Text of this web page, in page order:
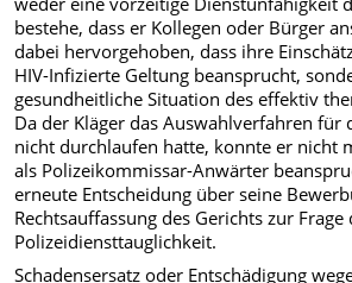
bestehe, dass er Kollegen oder Bürger
dabei hervorgehoben, dass ihre
HIV-Infizierte Geltung beansprucht,
gesundheitliche Situation des effektiv
Da der Kläger das Auswahlverfahren für
nicht durchlaufen hatte, konnte er nicht
als Polizeikommissar-Anwärter
erneute Entscheidung über seine
Rechtsauffassung des Gerichts zur Frage
Polizeidiensttauglichkeit.
Schadensersatz oder Entschädigung